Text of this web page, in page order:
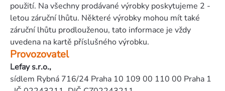
použití. Na všechny prodávané výrobky poskytujeme 2 -
letou záruční lhůtu. Některé výrobky mohou mít také
záruční lhůtu prodlouženou, tato informace je vždy
uvedena na kartě příslušného výrobku.
Provozovatel
Lefay s.r.o.,
sídlem Rybná 716/24 Praha 10 109 00 110 00 Praha 1